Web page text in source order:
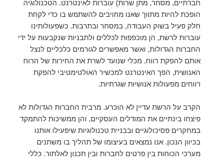
חברתיים, מסחר, מתן שרות) עוברות לאינטרנט. הטכנולוגיה
הופכת להיות מתווך שאנו מחויבים להשתמש בו כדי לקחת
חלק פעיל בשוק העבודה, במסחר ובתרבות. כשפעולותינו
עוברות לרשת, הן מוכפפות לכללים ולתבניות שנקבעות על ידי
החברות הגדולות, ואשר מאפשרים לגורמים כלכליים לנצל
אותם להפקת רווח. מכלי שנועד לשרת את החירות של הרוח
האנושית, הפך האינטרנט למכשיר האולטימטיבי להפקת
רווחים מפעולות אנושיות שגרתיות.
הקרב על הרשת עדיין לא הוכרע. מרבית החברות הגדולות לא
פיצחו בינתיים את המודלים העסקיים, והן ממשיכות להתמקד
במחקרים פסיכולוגיים ובבניית טכנולוגיות שיפעילו אותנו
בכיוון הנכון. אנו נמצאים בעיצומו של תהליך בו משתנים
מערכי הכוחות בין פרטים לחברות ובין תכנון לאלתור. כללי